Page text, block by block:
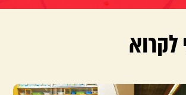
לקרוא